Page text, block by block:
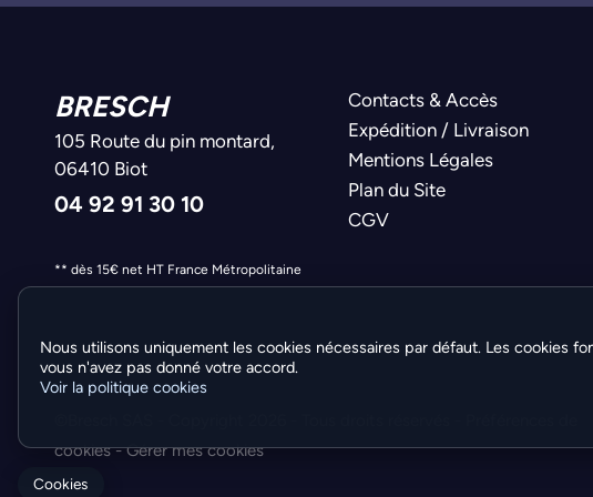
BRESCH
105 Route du pin montard,
06410 Biot
04 92 91 30 10
Contacts & Accès
Expédition / Livraison
Mentions Légales
Plan du Site
CGV
** dès 15€ net HT France Métropolitaine
cookies-Gérer mes cookies
Cookies
Nous utilisons uniquement les cookies nécessaires par défaut. Les cookies
vous n'avez pas donné votre accord.
Voir la politique cookies